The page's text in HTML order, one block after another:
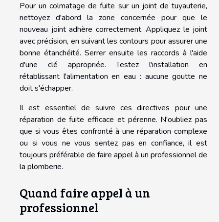
Pour un colmatage de fuite sur un joint de tuyauterie,
nettoyez d'abord la zone concernée pour que le
nouveau joint adhère correctement. Appliquez le joint
avec précision, en suivant les contours pour assurer une
bonne étanchéité. Serrer ensuite les raccords à l'aide
d'une clé appropriée. Testez l'installation en
rétablissant l'alimentation en eau : aucune goutte ne
doit s'échapper.
Il est essentiel de suivre ces directives pour une
réparation de fuite efficace et pérenne. N'oubliez pas
que si vous êtes confronté à une réparation complexe
ou si vous ne vous sentez pas en confiance, il est
toujours préférable de faire appel à un professionnel de
la plomberie.
Quand faire appel à un
professionnel